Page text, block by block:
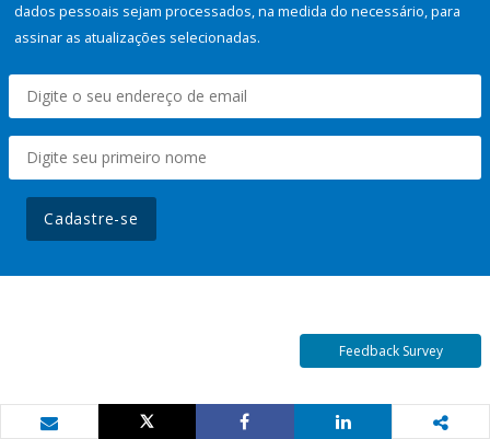
dados pessoais sejam processados, na medida do necessário, para
assinar as atualizações selecionadas.
Cadastre-se
Feedback Survey